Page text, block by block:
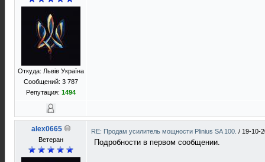
Откуда: Львів Україна
Сообщений: 3 787
Репутация: 1494
alex0665
Ветеран
RE: Продам усилитель мощности Plinius SA 100. / 19-10-
Подробности в первом сообщении.